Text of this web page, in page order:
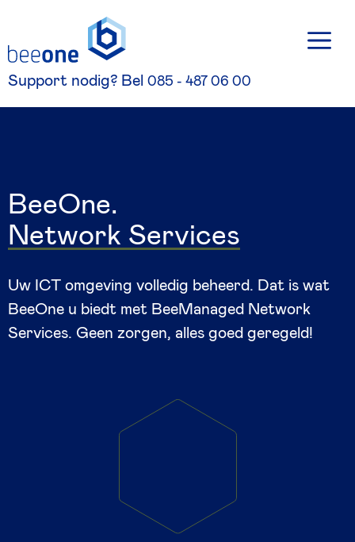
to
content
Support nodig? Bel 085 - 487 06 00
BeeOne.
Network Services
Uw ICT omgeving volledig beheerd. Dat is wat
BeeOne u biedt met BeeManaged Network
Services. Geen zorgen, alles goed geregeld!